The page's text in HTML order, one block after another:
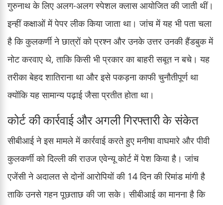
गुरुनाथ के लिए अलग-अलग स्पेशल क्लास आयोजित की जाती थीं।
इन्हीं कक्षाओं में पेपर लीक किया जाता था। जांच में यह भी पता चला
है कि कुलकर्णी ने छात्रों को प्रश्न और उनके उत्तर उनकी हैंडबुक में
नोट करवाए थे, ताकि किसी भी प्रकार का बाहरी सबूत न बचे। यह
तरीका बेहद शातिराना था और इसे पकड़ना काफी चुनौतीपूर्ण था
क्योंकि यह सामान्य पढ़ाई जैसा प्रतीत होता था।
कोर्ट की कार्रवाई और अगली गिरफ्तारी के संकेत
सीबीआई ने इस मामले में कार्रवाई करते हुए मनीषा वाघमारे और पीवी
कुलकर्णी को दिल्ली की राउज एवेन्यू कोर्ट में पेश किया है। जांच
एजेंसी ने अदालत से दोनों आरोपियों की 14 दिन की रिमांड मांगी है
ताकि उनसे गहन पूछताछ की जा सके। सीबीआई का मानना है कि